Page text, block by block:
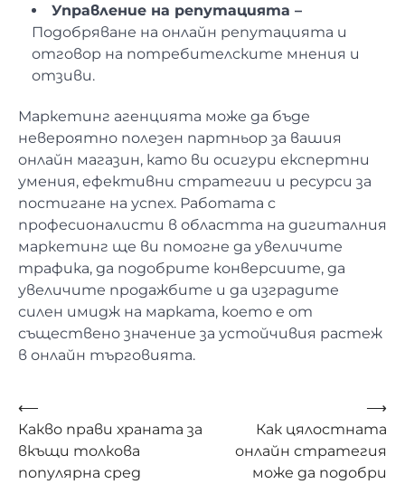
Управление на репутацията –
Подобряване на онлайн репутацията и
отговор на потребителските мнения и
отзиви.
Маркетинг агенцията може да бъде
невероятно полезен партньор за вашия
онлайн магазин, като ви осигури експертни
умения, ефективни стратегии и ресурси за
постигане на успех. Работата с
професионалисти в областта на дигиталния
маркетинг ще ви помогне да увеличите
трафика, да подобрите конверсиите, да
увеличите продажбите и да изградите
силен имидж на марката, което е от
съществено значение за устойчивия растеж
в онлайн търговията.
Навигация
⟵
Какво прави храната за
вкъщи толкова
популярна сред
Как цялостната
онлайн стратегия
може да подобри
⟶